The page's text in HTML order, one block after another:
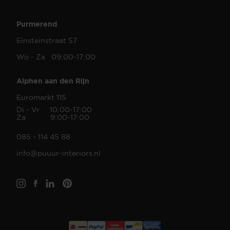
Purmerend
Einsteinstraat 57
Wo - Za 09:00-17:00
Alphen aan den Rijn
Euromarkt 115
Di - Vr 10:00-17:00
Za 9:00-17:00
085 - 114 45 88
info@puuur-interiors.nl